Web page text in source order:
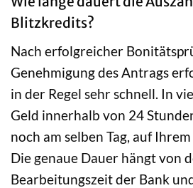
Blitzkredits?
Nach erfolgreicher
Genehmigung des Antrags
in der Regel sehr schnell. In
Geld innerhalb von 24
noch am selben Tag, auf
Die genaue Dauer hängt von
Bearbeitungszeit der Bank